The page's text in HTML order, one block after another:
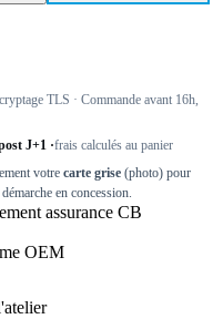
TLS · Commande avant 16h,
J+1 ·frais calculés au panier
votre carte grise (photo) pour
en concession.
assurance CB
OEM